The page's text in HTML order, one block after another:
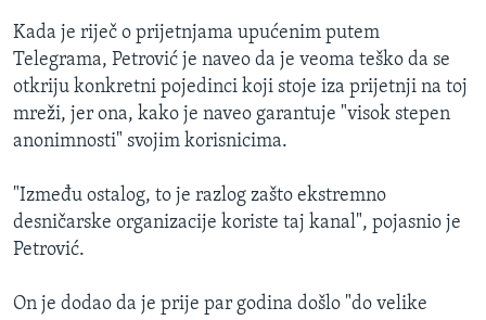
Kada je riječ o prijetnjama upućenim putem
Telegrama, Petrović je naveo da je veoma teško da se
otkriju konkretni pojedinci koji stoje iza prijetnji na toj
mreži, jer ona, kako je naveo garantuje "visok stepen
anonimnosti" svojim korisnicima.
"Između ostalog, to je razlog zašto ekstremno
desničarske organizacije koriste taj kanal", pojasnio je
Petrović.
On je dodao da je prije par godina došlo "do velike